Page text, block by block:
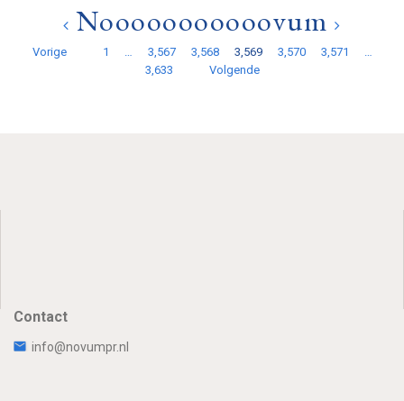
Nooooooooooovum
Vorige 1 3,567 3,568 3,569 3,570 3,571
3,633
Volgende
Contact
info@novumpr.nl